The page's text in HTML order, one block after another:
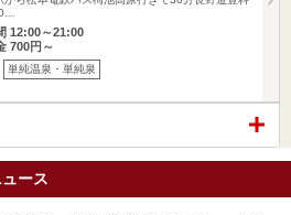
12:00～21:00
700円～
単純温泉・単純泉
ース